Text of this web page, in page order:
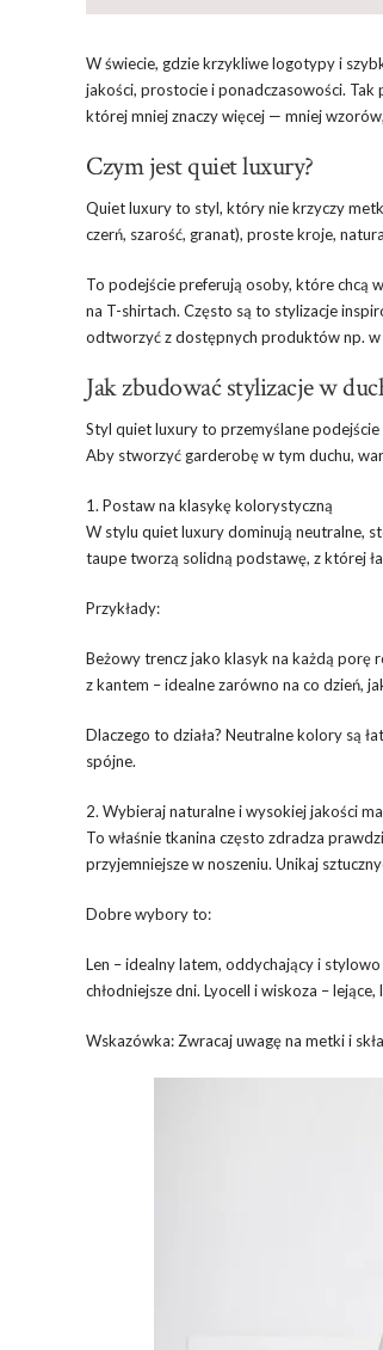
W świecie, gdzie krzykliwe logotypy i
jakości, prostocie i ponadczasowości.
której mniej znaczy więcej — mniej
Czym jest quiet luxury?
Quiet luxury to styl, który nie krzyczy
czerń, szarość, granat), proste kroje,
To podejście preferują osoby, które chcą
na T-shirtach. Często są to stylizacje
odtworzyć z dostępnych produktów np.
Jak zbudować stylizacje w
Styl quiet luxury to przemyślane
Aby stworzyć garderobę w tym duchu,
1. Postaw na klasykę kolorystyczną
W stylu quiet luxury dominują neutralne,
taupe tworzą solidną podstawę, z której
Przykłady:
Beżowy trencz jako klasyk na każdą porę
z kantem – idealne zarówno na co dzień,
Dlaczego to działa? Neutralne kolory są
spójne.
2. Wybieraj naturalne i wysokiej jakości
To właśnie tkanina często zdradza
przyjemniejsze w noszeniu. Unikaj
Dobre wybory to:
Len – idealny latem, oddychający i stylowo
chłodniejsze dni. Lyocell i wiskoza –
Wskazówka: Zwracaj uwagę na metki i